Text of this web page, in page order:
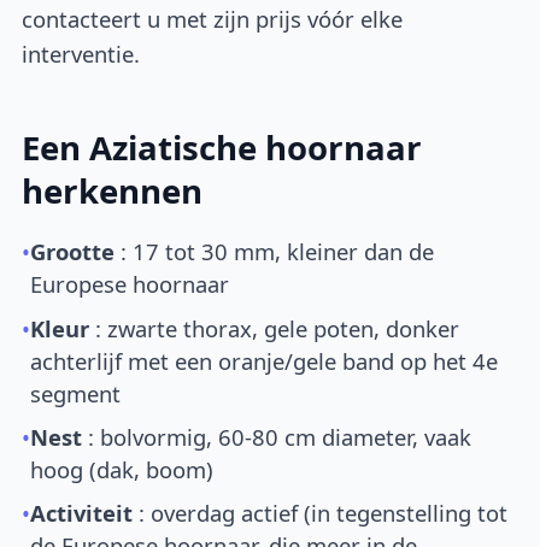
contacteert u met zijn prijs vóór elke
interventie.
Een Aziatische hoornaar
herkennen
•Grootte : 17 tot 30 mm, kleiner dan de
Europese hoornaar
•Kleur : zwarte thorax, gele poten, donker
achterlijf met een oranje/gele band op het 4e
segment
•Nest : bolvormig, 60-80 cm diameter, vaak
hoog (dak, boom)
•Activiteit : overdag actief (in tegenstelling tot